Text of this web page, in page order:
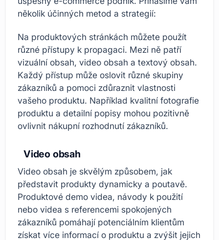
několik účinných metod a strategií:
Na produktových stránkách můžete použít
různé přístupy k propagaci. Mezi ně patří
vizuální obsah, video obsah a textový obsah.
Každý přístup může oslovit různé skupiny
zákazníků a pomoci zdůraznit vlastnosti
vašeho produktu. Například kvalitní fotografie
produktu a detailní popisy mohou pozitivně
ovlivnit nákupní rozhodnutí zákazníků.
Video obsah
Video obsah je skvělým způsobem, jak
představit produkty dynamicky a poutavě.
Produktové demo videa, návody k použití
nebo videa s referencemi spokojených
zákazníků pomáhají potenciálním klientům
získat více informací o produktu a zvýšit jejich